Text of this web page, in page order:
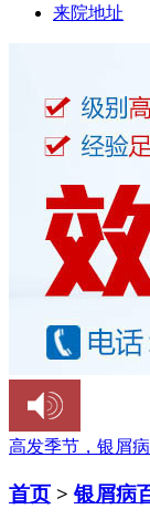
来院地址
高发季节，银屑
首页 >银屑病